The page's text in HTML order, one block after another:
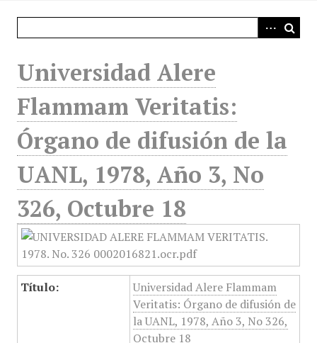
Universidad Alere
Flammam Veritatis:
Órgano de difusión de la
UANL, 1978, Año 3, No
326, Octubre 18
Título:
Universidad Alere Flammam
Veritatis: Órgano de difusión de
la UANL, 1978, Año 3, No 326,
Octubre 18